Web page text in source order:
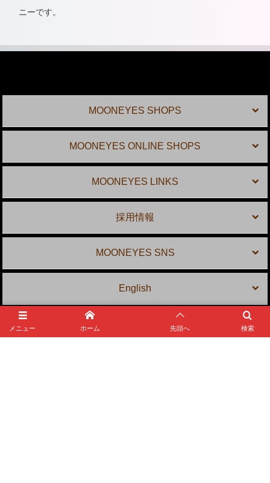
ニーです。
MOONEYES SHOPS
MOONEYES ONLINE SHOPS
MOONEYES LINKS
採用情報
MOONEYES SNS
English
MOONEYES Area-1
メニュー 検索
ホーム 先頭へ